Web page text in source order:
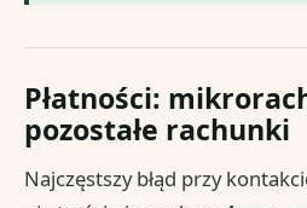
Płatności:
pozostałe rachunki
Najczęstszy błąd przy